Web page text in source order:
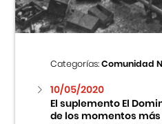
Categorías:Comunidad
10/05/2020
El suplemento El
de los momentos más